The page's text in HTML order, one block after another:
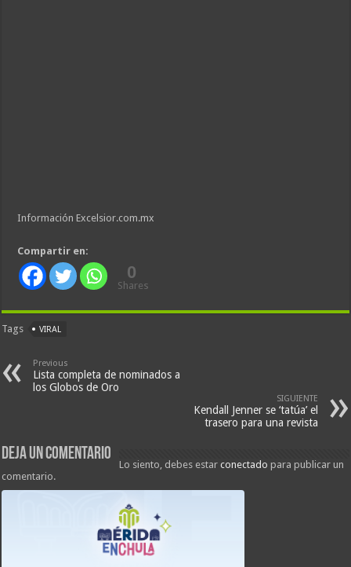
Información Excelsior.com.mx
Compartir en:
0
Shares
Tags VIRAL
Previous
Lista completa de nominados a
los Globos de Oro
SIGUIENTE
Kendall Jenner se ‘tatúa’ el
trasero para una revista
Deja un comentario
Lo siento, debes estarconectado para publicar un
comentario.